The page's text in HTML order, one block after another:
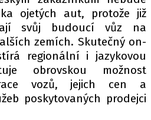
ojetých aut, protože již
svůj budoucí vůz na
zemích. Skutečný on-
regionální i jazykovou
obrovskou možnost
vozů, jejich cen a
poskytovaných prodejci